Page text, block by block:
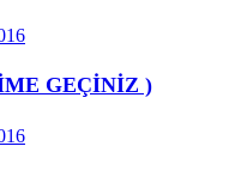
GEÇİNİZ )